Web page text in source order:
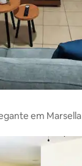
em Marsella